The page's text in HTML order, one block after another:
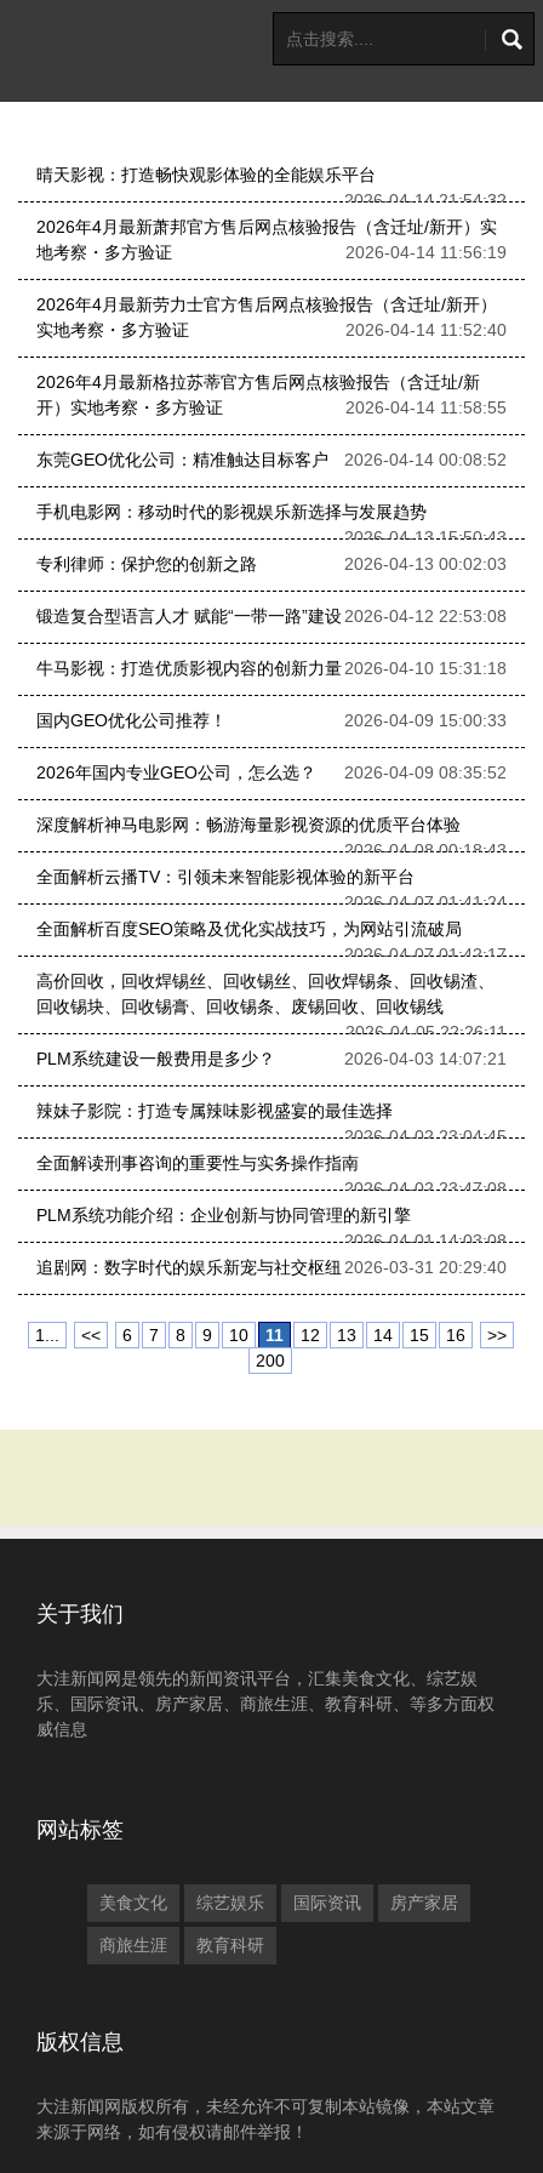
晴天影视：打造畅快观影体验的全能娱乐平台
2026-04-14 21:54:32
2026年4月最新萧邦官方售后网点核验报告（含迁址/新开）实
地考察・多方验证
2026-04-14 11:56:19
2026年4月最新劳力士官方售后网点核验报告（含迁址/新开）
实地考察・多方验证
2026-04-14 11:52:40
2026年4月最新格拉苏蒂官方售后网点核验报告（含迁址/新
开）实地考察・多方验证
2026-04-14 11:58:55
东莞GEO优化公司：精准触达目标客户 2026-04-14 00:08:52
手机电影网：移动时代的影视娱乐新选择与发展趋势
2026-04-13 15:50:43
专利律师：保护您的创新之路
2026-04-13 00:02:03
锻造复合型语言人才 赋能“一带一路”建设2026-04-12 22:53:08
牛马影视：打造优质影视内容的创新力量2026-04-10 15:31:18
国内GEO优化公司推荐！ 2026-04-09 15:00:33
2026年国内专业GEO公司，怎么选？ 2026-04-09 08:35:52
深度解析神马电影网：畅游海量影视资源的优质平台体验
2026-04-08 00:18:43
全面解析云播TV：引领未来智能影视体验的新平台
2026-04-07 01:41:24
全面解析百度SEO策略及优化实战技巧，为网站引流破局
2026-04-07 01:42:17
高价回收，回收焊锡丝、回收锡丝、回收焊锡条、回收锡渣、
回收锡块、回收锡膏、回收锡条、废锡回收、回收锡线
2026-04-05 22:26:11
PLM系统建设一般费用是多少？
2026-04-03 14:07:21
辣妹子影院：打造专属辣味影视盛宴的最佳选择
2026-04-02 23:04:45
全面解读刑事咨询的重要性与实务操作指南
2026-04-02 23:47:08
PLM系统功能介绍：企业创新与协同管理的新引擎
2026-04-01 14:03:08
追剧网：数字时代的娱乐新宠与社交枢纽 2026-03-31 20:29:40
1... << 6 7 8 9 10 11 12 13 14 15 16
>>
200
关于我们
大洼新闻网是领先的新闻资讯平台，汇集美食文化、综艺娱
乐、国际资讯、房产家居、商旅生涯、教育科研、等多方面权
威信息
网站标签
美食文化 综艺娱乐 国际资讯 房产家居
商旅生涯 教育科研
版权信息
大洼新闻网版权所有，未经允许不可复制本站镜像，本站文章
来源于网络，如有侵权请邮件举报！